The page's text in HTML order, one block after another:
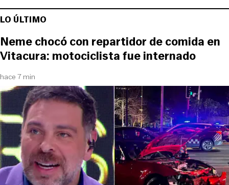
LO ÚLTIMO
hace 7 min
Neme chocó con repartidor de comida en
Vitacura: motociclista fue internado